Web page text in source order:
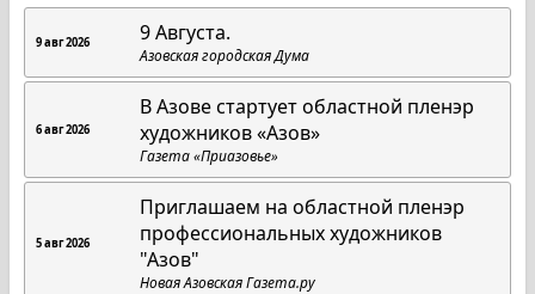
9 авг 2026 9 Августа.
Азовская городская Дума
6 авг 2026
В Азове стартует областной пленэр
художников «Азов»
Газета «Приазовье»
5 авг 2026
Приглашаем на областной пленэр
профессиональных художников
"Азов"
Новая Азовская Газета.ру